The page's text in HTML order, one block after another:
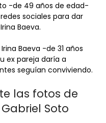
-de 49 años de edad-
sociales para dar
Baeva.
Baeva -de 31 años
ex pareja daría a
seguían conviviendo.
las fotos de
Soto